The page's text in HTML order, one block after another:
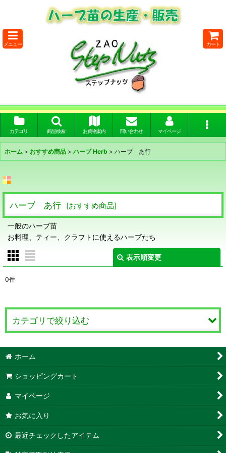
メニュー カート
カテゴリ 商品検索 お買物案内 問い合わせ マイページ
ホーム > おすすめ商品 > ハーブ Herb > ハーブ あ行
ハーブ あ行 [おすすめ商品]
一般のハーブ苗
お料理、ティー、クラフトに使えるハーブたち
表示順変更
表示数
在庫あり
並び順:
0件
カテゴリで絞り込む
ハーブ あ行
ハーブ か行
ハーブ さ行
ハーブ た・な行
ホーム
ショッピングカート
マイページ
お気に入り
最近チェックしたアイテム